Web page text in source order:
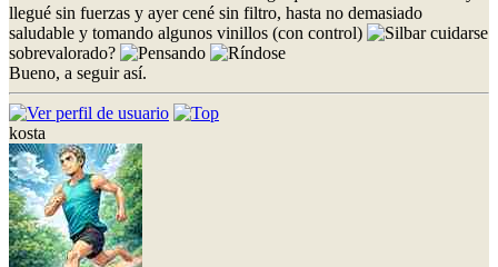
llegué sin fuerzas y ayer cené sin filtro, hasta no demasiado
saludable y tomando algunos vinillos (con control)
cuidarse
sobrevalorado?
Bueno, a seguir así.
kosta